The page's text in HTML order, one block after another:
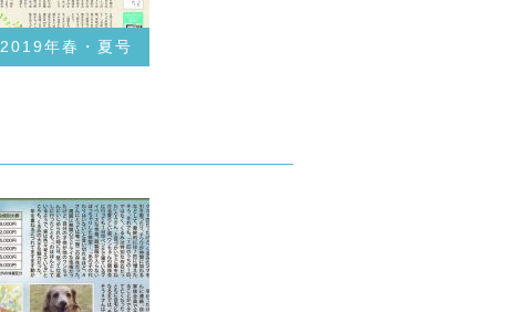
2019年春・夏号